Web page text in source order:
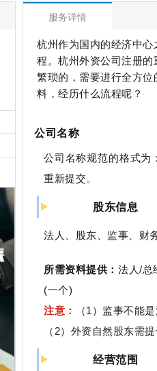
服务详情
杭州作为国内的经济中
程。杭州外资公司注册
繁琐的，需要进行全方
料，经历什么流程呢？
公司名称
公司名称规范的格式为
重新提交。
股东信息
法人、股东、监事、财
所需资料提供：法人/总
(一个)
注意：
（1）监事不能
（2）外资自然股东需
经营范围